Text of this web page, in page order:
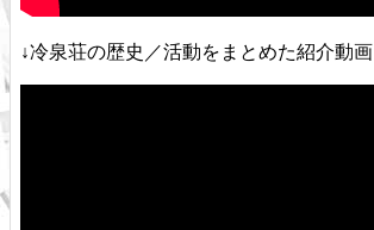
↓冷泉荘の歴史／活動をまとめた紹介動画